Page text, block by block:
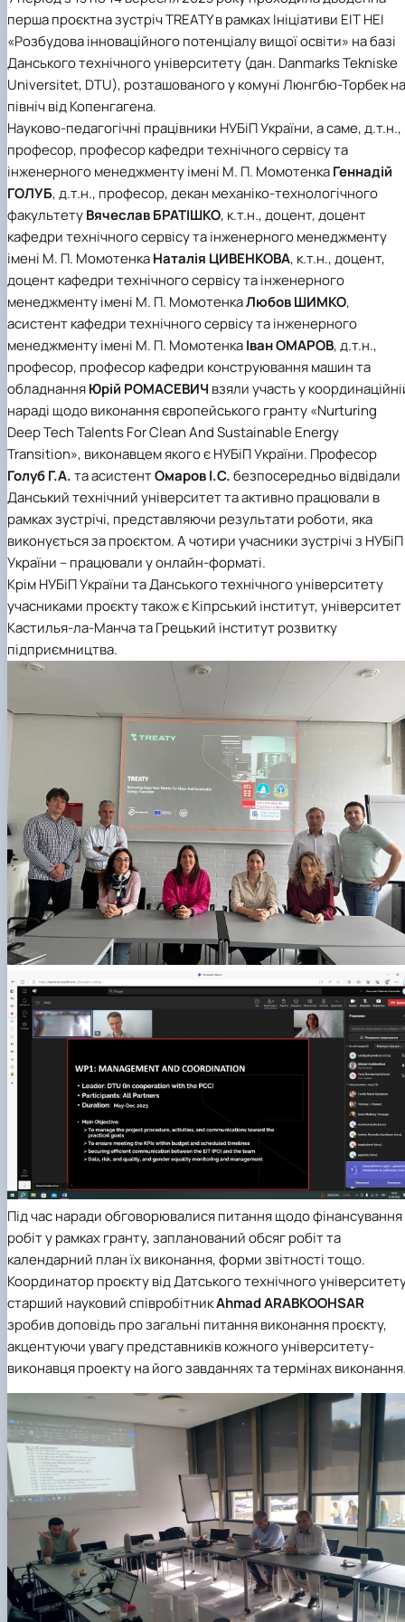
перша проєктна зустріч TREATY в рамках Ініціативи EIT HEI
«Розбудова інноваційного потенціалу вищої освіти» на базі
Данського технічного університету (дан. Danmarks Tekniske
Universitet, DTU), розташованого у комуні Люнгбю-Торбек на
північ від Копенгагена.
Науково-педагогічні працівники НУБіП України, а саме, д.т.н.,
професор, професор кафедри технічного сервісу та
інженерного менеджменту імені М. П. МомотенкаГеннадій
ГОЛУБ, д.т.н., професор, декан механіко-технологічного
факультетуВячеслав БРАТІШКО, к.т.н., доцент, доцент
кафедри технічного сервісу та інженерного менеджменту
імені М. П. МомотенкаНаталія ЦИВЕНКОВА, к.т.н., доцент,
доцент кафедри технічного сервісу та інженерного
менеджменту імені М. П. МомотенкаЛюбов ШИМКО,
асистент кафедри технічного сервісу та інженерного
менеджменту імені М. П. МомотенкаІван ОМАРОВ, д.т.н.,
професор, професор кафедри конструювання машин та
обладнанняЮрій РОМАСЕВИЧ взяли участь у
нараді щодо виконання європейського гранту «Nurturing
Deep Tech Talents For Clean And Sustainable Energy
Transition», виконавцем якого є НУБіП України. Професор
Голуб Г.А.та асистентОмаров І.С.безпосередньо відвідали
Данський технічний університет та активно працювали в
рамках зустрічі, представляючи результати роботи, яка
виконується за проєктом. А чотири учасники зустрічі з НУБіП
України – працювали у онлайн-форматі.
Крім НУБіП України та Данського технічного університету
учасниками проєкту також є Кіпрський інститут, університет
Кастилья-ла-Манча та Грецький інститут розвитку
підприємництва.
Під час наради обговорювалися питання щодо фінансування
робіт у рамках гранту, запланований обсяг робіт та
календарний план їх виконання, форми звітності тощо.
Координатор проєкту від Датського технічного
старший науковий співробітникAhmad ARABKOOHSAR
зробив доповідь про загальні питання виконання проєкту,
акцентуючи увагу представників кожного університету-
виконавця проекту на його завданнях та термінах